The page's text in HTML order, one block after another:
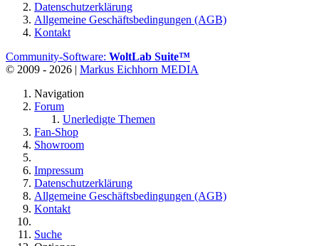
Datenschutzerklärung
Allgemeine Geschäftsbedingungen (AGB)
Kontakt
Community-Software: WoltLab Suite™
© 2009 - 2026 | Markus Eichhorn MEDIA
Navigation
Forum
Unerledigte Themen
Fan-Shop
Showroom
Impressum
Datenschutzerklärung
Allgemeine Geschäftsbedingungen (AGB)
Kontakt
Suche